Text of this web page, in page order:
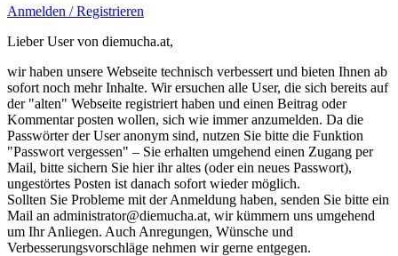
Anmelden / Registrieren
Lieber User von diemucha.at,
wir haben unsere Webseite technisch verbessert und bieten Ihnen ab
sofort noch mehr Inhalte. Wir ersuchen alle User, die sich bereits auf
der "alten" Webseite registriert haben und einen Beitrag oder
Kommentar posten wollen, sich wie immer anzumelden. Da die
Passwörter der User anonym sind, nutzen Sie bitte die Funktion
"Passwort vergessen" – Sie erhalten umgehend einen Zugang per
Mail, bitte sichern Sie hier ihr altes (oder ein neues Passwort),
ungestörtes Posten ist danach sofort wieder möglich.
Sollten Sie Probleme mit der Anmeldung haben, senden Sie bitte ein
Mail an administrator@diemucha.at, wir kümmern uns umgehend
um Ihr Anliegen. Auch Anregungen, Wünsche und
Verbesserungsvorschläge nehmen wir gerne entgegen.